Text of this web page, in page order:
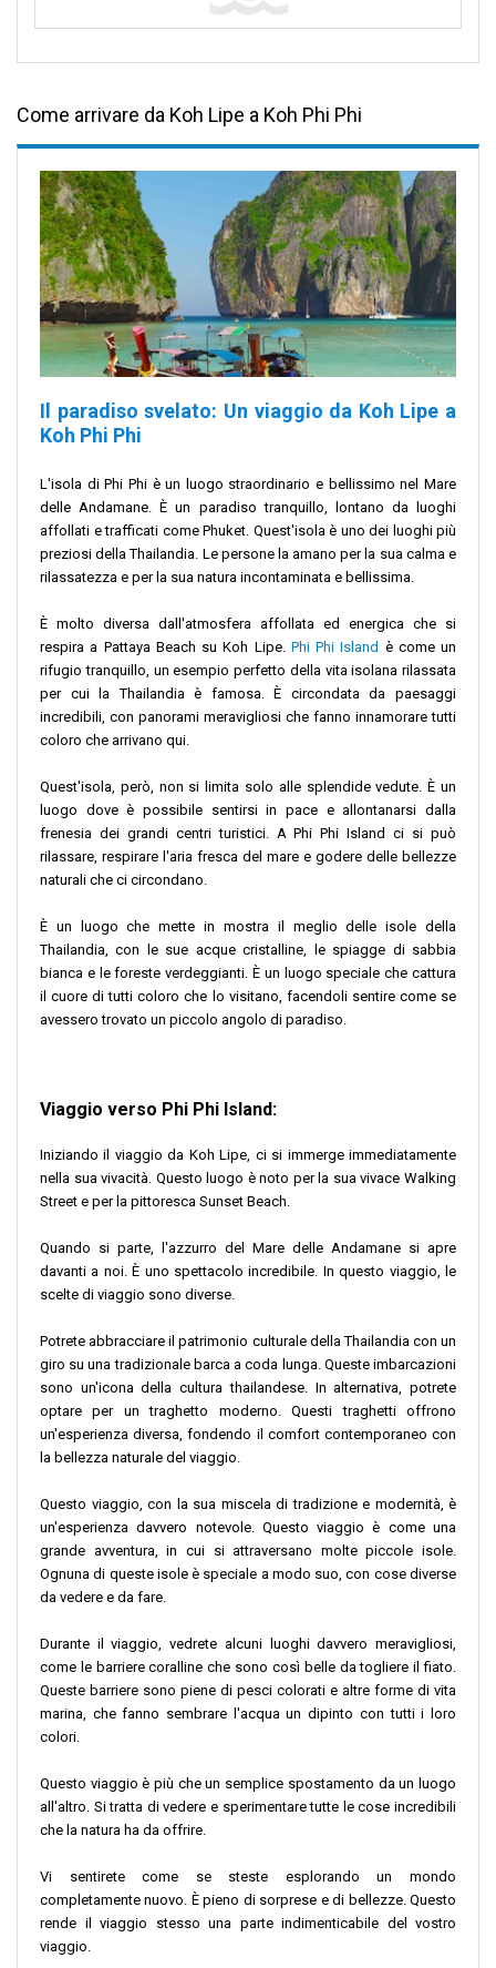
Come arrivare da Koh Lipe a Koh Phi Phi
Il paradiso svelato: Un viaggio da Koh Lipe a
Koh Phi Phi
L'isola di Phi Phi è un luogo straordinario e bellissimo nel Mare
delle Andamane. È un paradiso tranquillo, lontano da luoghi
affollati e trafficati come Phuket. Quest'isola è uno dei luoghi più
preziosi della Thailandia. Le persone la amano per la sua calma e
rilassatezza e per la sua natura incontaminata e bellissima.
È molto diversa dall'atmosfera affollata ed energica che si
respira a Pattaya Beach su Koh Lipe. Phi Phi Island è come un
rifugio tranquillo, un esempio perfetto della vita isolana rilassata
per cui la Thailandia è famosa. È circondata da paesaggi
incredibili, con panorami meravigliosi che fanno innamorare tutti
coloro che arrivano qui.
Quest'isola, però, non si limita solo alle splendide vedute. È un
luogo dove è possibile sentirsi in pace e allontanarsi dalla
frenesia dei grandi centri turistici. A Phi Phi Island ci si può
rilassare, respirare l'aria fresca del mare e godere delle bellezze
naturali che ci circondano.
È un luogo che mette in mostra il meglio delle isole della
Thailandia, con le sue acque cristalline, le spiagge di sabbia
bianca e le foreste verdeggianti. È un luogo speciale che cattura
il cuore di tutti coloro che lo visitano, facendoli sentire come se
avessero trovato un piccolo angolo di paradiso.
Viaggio verso Phi Phi Island:
Iniziando il viaggio da Koh Lipe, ci si immerge immediatamente
nella sua vivacità. Questo luogo è noto per la sua vivace Walking
Street e per la pittoresca Sunset Beach.
Quando si parte, l'azzurro del Mare delle Andamane si apre
davanti a noi. È uno spettacolo incredibile. In questo viaggio, le
scelte di viaggio sono diverse.
Potrete abbracciare il patrimonio culturale della Thailandia con un
giro su una tradizionale barca a coda lunga. Queste imbarcazioni
sono un'icona della cultura thailandese. In alternativa, potrete
optare per un traghetto moderno. Questi traghetti offrono
un'esperienza diversa, fondendo il comfort contemporaneo con
la bellezza naturale del viaggio.
Questo viaggio, con la sua miscela di tradizione e modernità, è
un'esperienza davvero notevole. Questo viaggio è come una
grande avventura, in cui si attraversano molte piccole isole.
Ognuna di queste isole è speciale a modo suo, con cose diverse
da vedere e da fare.
Durante il viaggio, vedrete alcuni luoghi davvero meravigliosi,
come le barriere coralline che sono così belle da togliere il fiato.
Queste barriere sono piene di pesci colorati e altre forme di vita
marina, che fanno sembrare l'acqua un dipinto con tutti i loro
colori.
Questo viaggio è più che un semplice spostamento da un luogo
all'altro. Si tratta di vedere e sperimentare tutte le cose incredibili
che la natura ha da offrire.
Vi sentirete come se steste esplorando un mondo
completamente nuovo. È pieno di sorprese e di bellezze. Questo
rende il viaggio stesso una parte indimenticabile del vostro
viaggio.